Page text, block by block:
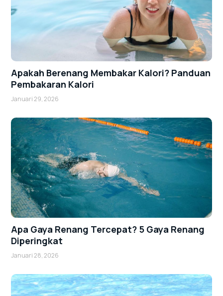
Apakah Berenang Membakar Kalori? Panduan
Pembakaran Kalori
Januari 29, 2026
Apa Gaya Renang Tercepat? 5 Gaya Renang
Diperingkat
Januari 28, 2026